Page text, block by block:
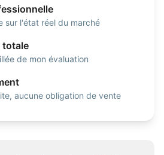
sur l'état réel du marché
totale
de mon évaluation
aucune obligation de vente